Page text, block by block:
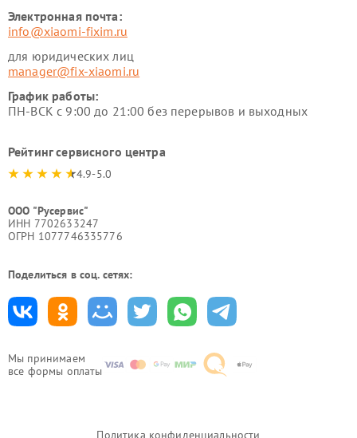
Мы принимаем
все формы оплаты
Электронная почта:
info@xiaomi-fixim.ru
для юридических лиц
manager@fix-xiaomi.ru
График работы:
ПН-ВСК с 9:00 до 21:00 без перерывов и выходных
Рейтинг сервисного центра
4.9-5.0
ООО "Русервис"
ИНН 7702633247
ОГРН 1077746335776
Поделиться в соц. сетях:
Политика конфиденциальности